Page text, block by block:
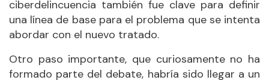
ciberdelincuencia también fue clave para definir
una línea de base para el problema que se intenta
abordar con el nuevo tratado.
Otro paso importante, que curiosamente no ha
formado parte del debate, habría sido llegar a un